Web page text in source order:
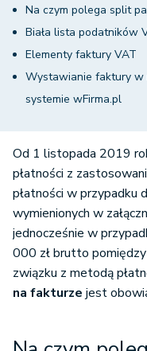
Na czym polega split
Biała lista podatników
Elementy faktury VAT
Wystawianie faktury w
systemie wFirma.pl
Od 1 listopada 2019
płatności z
płatności w przypadku
wymienionych w
jednocześnie w
000 zł brutto
związku z metodą
na fakturze jest